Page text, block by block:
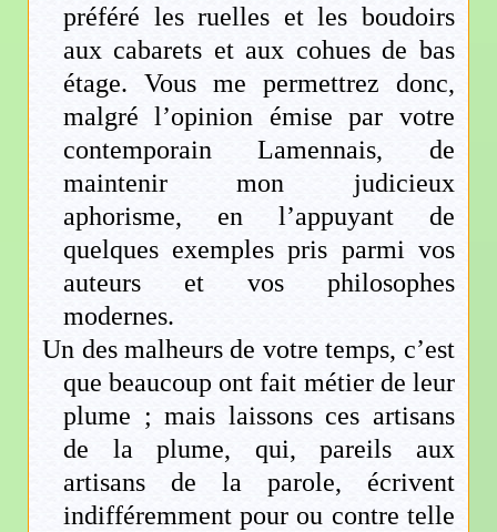
préféré les ruelles et les boudoirs
aux cabarets et aux cohues de bas
étage. Vous me permettrez donc,
malgré l’opinion émise par votre
contemporain Lamennais, de
maintenir mon judicieux
aphorisme, en l’appuyant de
quelques exemples pris parmi vos
auteurs et vos philosophes
modernes.
Un des malheurs de votre temps, c’est
que beaucoup ont fait métier de leur
plume ; mais laissons ces artisans
de la plume, qui, pareils aux
artisans de la parole, écrivent
indifféremment pour ou contre telle